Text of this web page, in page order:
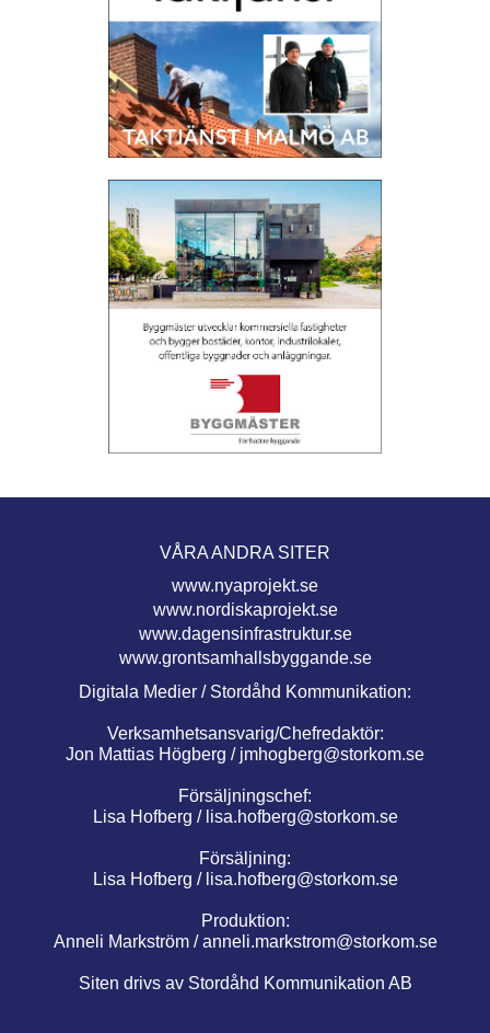
VÅRA ANDRA SITER
www.nyaprojekt.se
www.nordiskaprojekt.se
www.dagensinfrastruktur.se
www.grontsamhallsbyggande.se
Digitala Medier / Stordåhd Kommunikation:
Verksamhetsansvarig/Chefredaktör:
Jon Mattias Högberg / jmhogberg@storkom.se
Försäljningschef:
Lisa Hofberg / lisa.hofberg@storkom.se
Försäljning:
Lisa Hofberg / lisa.hofberg@storkom.se
Produktion:
Anneli Markström /anneli.markstrom@storkom.se
Siten drivs av Stordåhd Kommunikation AB